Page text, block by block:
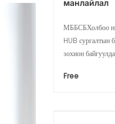
манлайлал
МББСБХолбоо
HUB сургалтын
зохион
Free